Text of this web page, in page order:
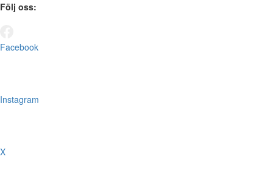
Följ oss:
Facebook
Instagram
X